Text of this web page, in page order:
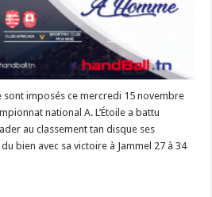
sont imposés ce mercredi 15 novembre
national A. L’Étoile a battu
au classement tan disque ses
bien avec sa victoire à Jammel 27 à 34